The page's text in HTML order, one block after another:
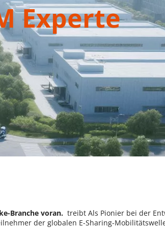
Experte
Branche voran. treibt Als Pionier bei der
der globalen E-Sharing-